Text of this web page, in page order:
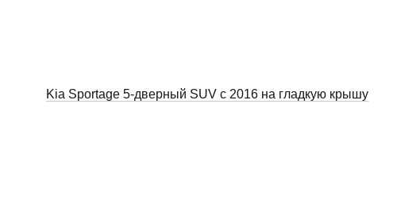
Kia Sportage 5-дверный SUV с 2016 на гладкую крышу